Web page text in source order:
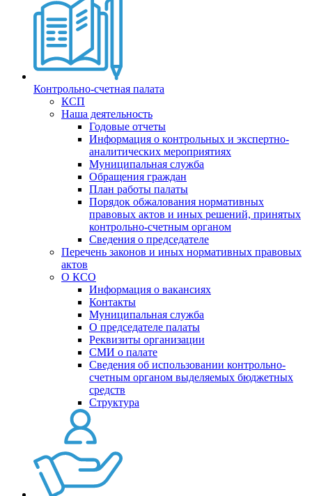
Контрольно-счетная палата
КСП
Наша деятельность
Годовые отчеты
Информация о контрольных и экспертно-
аналитических мероприятиях
Муниципальная служба
Обращения граждан
План работы палаты
Порядок обжалования нормативных
правовых актов и иных решений, принятых
контрольно-счетным органом
Сведения о председателе
Перечень законов и иных нормативных правовых
актов
О КСО
Информация о вакансиях
Контакты
Муниципальная служба
О председателе палаты
Реквизиты организации
СМИ о палате
Сведения об использовании контрольно-
счетным органом выделяемых бюджетных
средств
Структура